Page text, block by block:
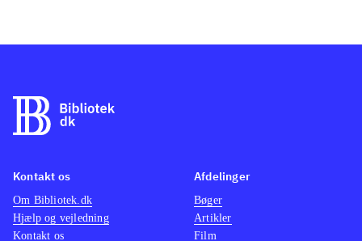
Kontakt os
Om Bibliotek.dk
Hjælp og vejledning
Kontakt os
Afdelinger
Bøger
Artikler
Film